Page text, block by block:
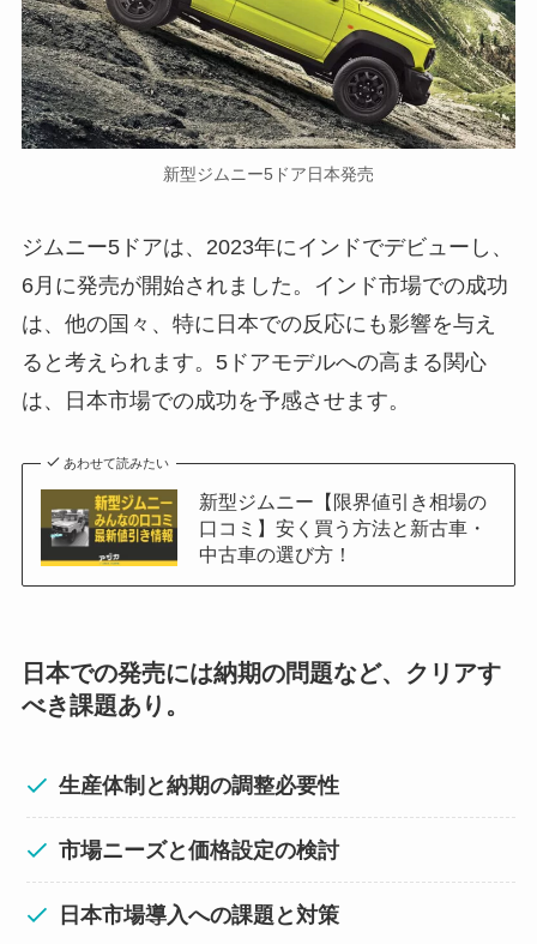
新型ジムニー5ドア日本発売
ジムニー5ドアは、2023年にインドでデビューし、
6月に発売が開始されました。インド市場での成功
は、他の国々、特に日本での反応にも影響を与え
ると考えられます。5ドアモデルへの高まる関心
は、日本市場での成功を予感させます。
あわせて読みたい
新型ジムニー【限界値引き相場の
口コミ】安く買う方法と新古車・
中古車の選び方！
日本での発売には納期の問題など、クリアす
べき課題あり。
生産体制と納期の調整必要性
市場ニーズと価格設定の検討
日本市場導入への課題と対策